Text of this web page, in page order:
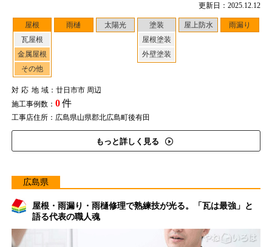
更新日：2025.12.12
屋根
瓦屋根
金属屋根
その他
雨樋 太陽光
塗装
屋根塗装
外壁塗装
屋上防水 雨漏り
対応地域：廿日市市 周辺
施工事例数： 0件
工事店住所：広島県山県郡北広島町後有田
もっと詳しく見る
広島県
屋根・雨漏り・雨樋修理で熟練技が光る。「瓦は最強」と
語る代表の職人魂